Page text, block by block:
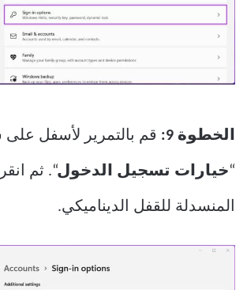
الخطوة 9: قم بالتمرير لأسفل
“خيارات تسجيل الدخول“. ثم
المنسدلة للقفل الديناميكي.